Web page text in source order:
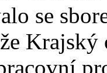
se
Krajský